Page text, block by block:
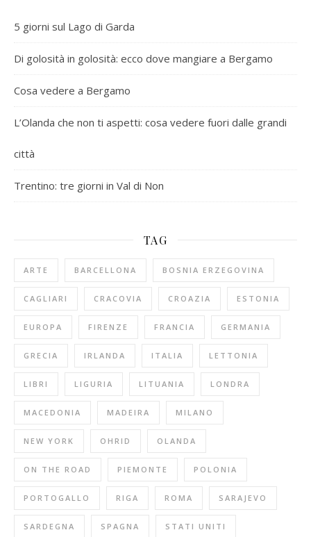
5 giorni sul Lago di Garda
Di golosità in golosità: ecco dove mangiare a Bergamo
Cosa vedere a Bergamo
L’Olanda che non ti aspetti: cosa vedere fuori dalle grandi
città
Trentino: tre giorni in Val di Non
TAG
ARTE BARCELLONA BOSNIA ERZEGOVINA
CAGLIARI CRACOVIA CROAZIA ESTONIA
EUROPA FIRENZE FRANCIA GERMANIA
GRECIA IRLANDA ITALIA LETTONIA
LIBRI LIGURIA LITUANIA LONDRA
MACEDONIA MADEIRA MILANO
NEW YORK OHRID OLANDA
ON THE ROAD PIEMONTE POLONIA
PORTOGALLO RIGA ROMA SARAJEVO
SARDEGNA SPAGNA STATI UNITI